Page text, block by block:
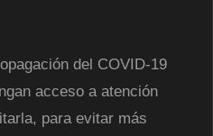
del COVID-19
acceso a atención
para evitar más